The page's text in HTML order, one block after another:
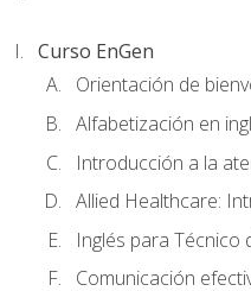
Curso EnGen
Orientación de
Alfabetización en
Introducción a la
Allied Healthcare:
Inglés para Técnico
Comunicación